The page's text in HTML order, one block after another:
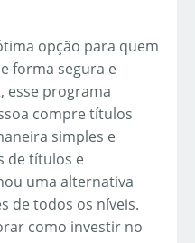
opção para quem
forma segura e
esse programa
compre títulos
simples e
de títulos e
uma alternativa
de todos os níveis.
como investir no